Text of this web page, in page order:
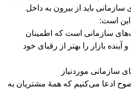
سازمانی باید از بیرون به داخل
است:
سازمانی است که اطمینان
بازار را بهتر از رقبای خود
سازمانی موردنیاز
ادعا می‌کنیم که همۀ مشتریان به